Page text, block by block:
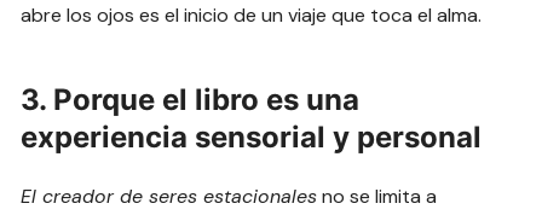
abre los ojos es el inicio de un viaje que toca el alma.
3. Porque el libro es una
experiencia sensorial y personal
El creador de seres estacionalesno se limita a